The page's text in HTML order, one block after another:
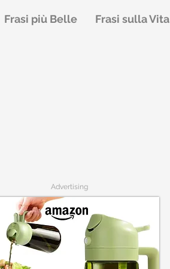
Frasi più Belle Frasi sulla Vita
Advertising